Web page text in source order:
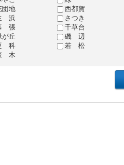
団地
西都賀
浜
さつき
張
千草台
が丘
磯 辺
科
若 松
木